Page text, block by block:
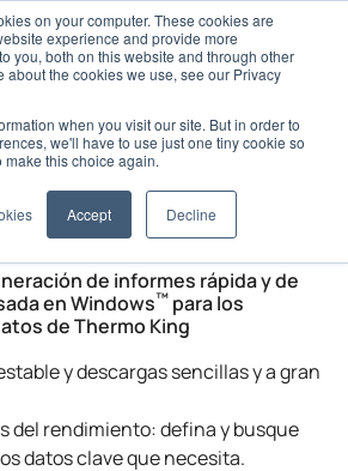
on your computer. These cookies are
experience and provide more
you, both on this website and through other
about the cookies we use, see our Privacy
when you visit our site. But in order to
we'll have to use just one tiny cookie so
make this choice again.
Accept Decline
accesorios
Gestión de los datos
de informes rápida y de
en Windows™ para los
deThermo King
y descargas sencillas y a gran
del rendimiento: defina y busque
datos clave que necesita.